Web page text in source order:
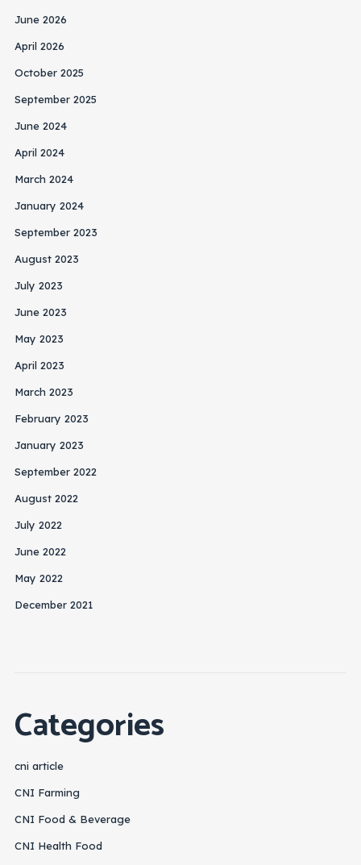
June 2026
April 2026
October 2025
September 2025
June 2024
April 2024
March 2024
January 2024
September 2023
August 2023
July 2023
June 2023
May 2023
April 2023
March 2023
February 2023
January 2023
September 2022
August 2022
July 2022
June 2022
May 2022
December 2021
Categories
cni article
CNI Farming
CNI Food & Beverage
CNI Health Food